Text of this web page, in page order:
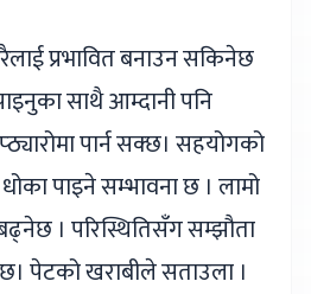
प्रभावित बनाउन सकिनेछ
साथै आम्दानी पनि
पार्न सक्छ। सहयोगको
पाइने सम्भावना छ । लामो
बढ्‌नेछ । परिस्थितिसँग सम्झौता
पेटको खराबीले सताउला ।